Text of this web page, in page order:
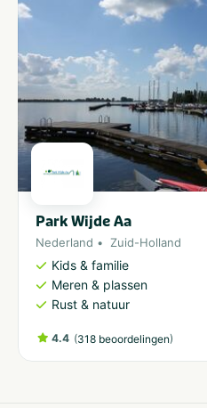
Park Wijde Aa
Nederland Zuid-Holland
Kids & familie
Meren & plassen
Rust & natuur
4.4 (318 beoordelingen)